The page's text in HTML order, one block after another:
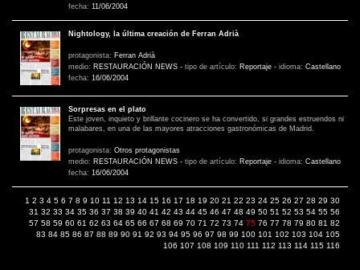
fecha: 11/06/2004
Nightology, la última creación de Ferran Adrià
protagonista: Ferran Adrià
medio: RESTAURACIÓN NEWS - tipo de artículo: Reportaje - idioma: Castellano
fecha: 16/06/2004
Sorpresas en el plato
Este joven, inquieto y brillante cocinero se ha convertido, si grandes estruendos ni
malabares, en una de las mayores atracciones gastronómicas de Madrid.
protagonista: Otros protagonistas
medio: RESTAURACIÓN NEWS - tipo de artículo: Reportaje - idioma: Castellano
fecha: 16/06/2004
1 2 3 4 5 6 7 8 9 10 11 12 13 14 15 16 17 18 19 20 21 22 23 24 25 26 27 28 29 30
31 32 33 34 35 36 37 38 39 40 41 42 43 44 45 46 47 48 49 50 51 52 53 54 55 56
57 58 59 60 61 62 63 64 65 66 67 68 69 70 71 72 73 74 75 76 77 78 79 80 81 82
83 84 85 86 87 88 89 90 91 92 93 94 95 96 97 98 99 100 101 102 103 104 105
106 107 108 109 110 111 112 113 114 115 116